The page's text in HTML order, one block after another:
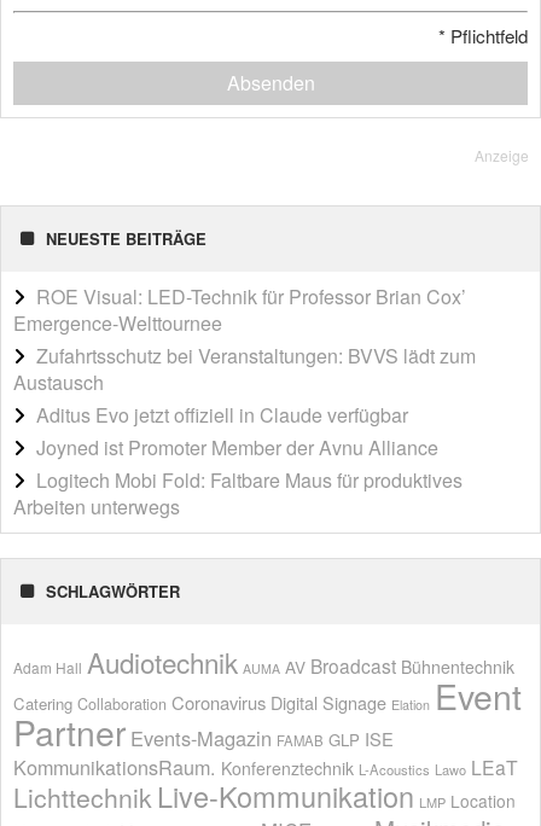
* Pflichtfeld
Absenden
Anzeige
NEUESTE BEITRÄGE
ROE Visual: LED-Technik für Professor Brian Cox’
Emergence-Welttournee
Zufahrtsschutz bei Veranstaltungen: BVVS lädt zum
Austausch
Aditus Evo jetzt offiziell in Claude verfügbar
Joyned ist Promoter Member der Avnu Alliance
Logitech Mobi Fold: Faltbare Maus für produktives
Arbeiten unterwegs
SCHLAGWÖRTER
Adam Hall Audiotechnik AUMA AV Broadcast Bühnentechnik
Catering Collaboration Coronavirus Digital Signage Elation Event
Partner Events-Magazin FAMAB GLP ISE
KommunikationsRaum. Konferenztechnik L-Acoustics Lawo LEaT
Lichttechnik Live-Kommunikation LMP Location